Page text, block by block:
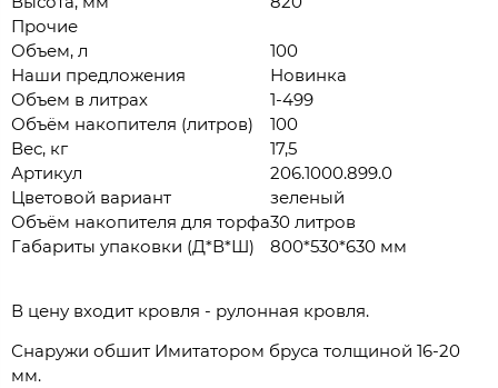
Прочие
Объем, л
100
Наши предложения
Новинка
Объем в литрах
1-499
Объём накопителя (литров)
100
Вес, кг
17,5
Артикул
206.1000.899.0
Цветовой вариант
зеленый
Объём накопителя для торфа30 литров
Габариты упаковки (Д*В*Ш)
800*530*630 мм
В цену входит кровля - рулонная кровля.
Снаружи обшит Имитатором бруса толщиной 16-20
мм.